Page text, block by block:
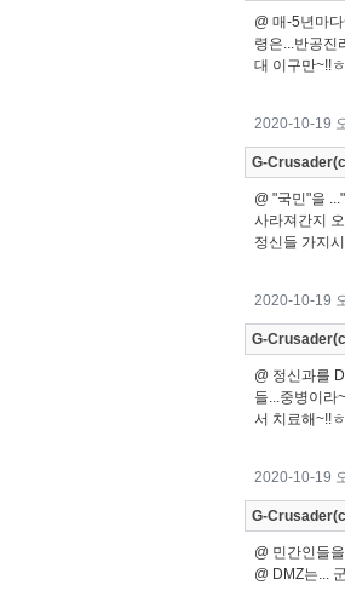
@ 매-5년마
령은...반공진
대 이구만~!!
2020-10-19
G-
@ "국민"을
사라져간지
정신들 가지
2020-10-19
G-
@ 정신과를
들...중병이라
서 치료해~!!
2020-10-19
G-
@ 민간인들
@ DMZ는...